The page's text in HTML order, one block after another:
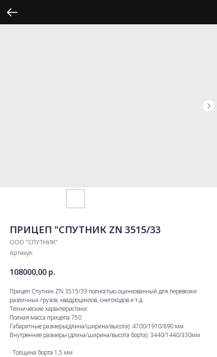
ПРИЦЕП "СПУТНИК ZN 3515/33
ООО "СПУТНИК"
Артикул:
108000,00 р.
Прицеп Спутник ZN 3515/33 полностью оцинкованный для перевозки
различных грузов, квадроциклов, снегоходов и т.д
Технические характеристики:
Полная масса прицепа 750
Габаритные размеры(длина/ширина/высота): 4700/1910/890 мм
Внутренние размеры (длина/ширина/высота борта): 3440/1440/330мм
· Толщина борта 1,5 мм